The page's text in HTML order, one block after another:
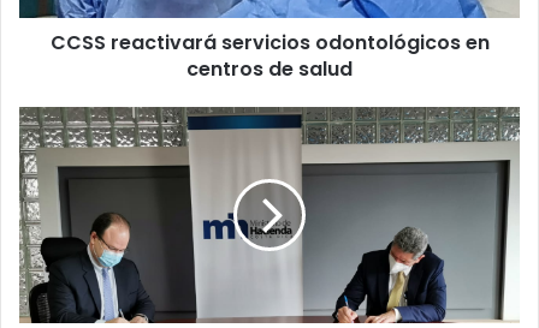
CCSS reactivará servicios odontológicos en
centros de salud
Hacienda
y
BID
firman
dos
préstamos
por
$500
millones